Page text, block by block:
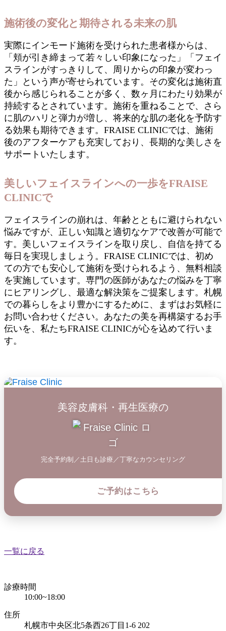
施術後の変化と期待される未来の肌
実際にインモード施術を受けられた患者様からは、
「頬が引き締まって若々しい印象になった」「フェイ
スラインがすっきりして、周りからの印象が変わっ
た」という声が寄せられています。その変化は施術直
後から感じられることが多く、数ヶ月にわたり効果が
持続するとされています。施術を重ねることで、さら
に肌のハリと弾力が増し、将来的な肌の老化を予防す
る効果も期待できます。FRAISE CLINICでは、施術
後のアフターケアも充実しており、長期的な美しさを
サポートいたします。
美しいフェイスラインへの一歩をFRAISE
CLINICで
フェイスラインの崩れは、年齢とともに避けられない
悩みですが、正しい知識と適切なケアで改善が可能で
す。美しいフェイスラインを取り戻し、自信を持てる
毎日を実現しましょう。FRAISE CLINICでは、初め
ての方でも安心して施術を受けられるよう、無料相談
を実施しています。専門の医師があなたの悩みを丁寧
にヒアリングし、最適な解決策をご提案します。札幌
での暮らしをより豊かにするために、まずはお気軽に
お問い合わせください。あなたの美を再構築するお手
伝いを、私たちFRAISE CLINICが心を込めて行いま
す。
美容皮膚科・再生医療の
完全予約制／土日も診療／丁寧なカウンセリング
ご予約はこちら
一覧に戻る
診療時間
10:00~18:00
住所
札幌市中央区北5条西26丁目 1-6 202